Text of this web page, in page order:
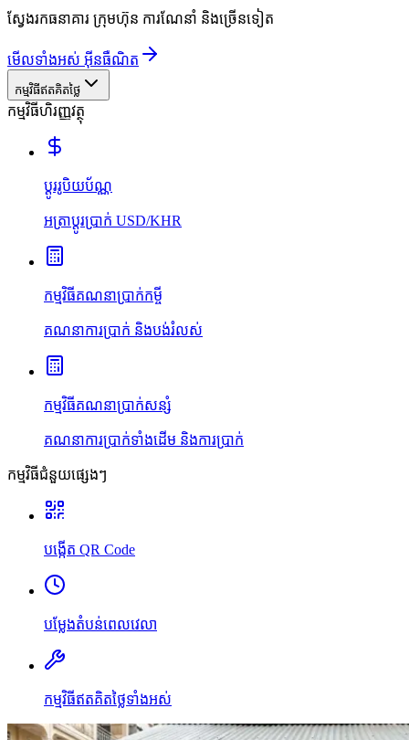
ស្វែងរកធនាគារ ក្រុមហ៊ុន ការណែនាំ និងច្រើនទៀត
មើលទាំងអស់ អ៊ីនធឺណិត
កម្មវិធីឥតគិតថ្លៃ
កម្មវិធីហិរញ្ញវត្ថុ
ប្ដូររូបិយប័ណ្ណ
អត្រាប្ដូរប្រាក់ USD/KHR
កម្មវិធីគណនាប្រាក់កម្ចី
គណនាការប្រាក់ និងបង់រំលស់
កម្មវិធីគណនាប្រាក់សន្សំ
គណនាការប្រាក់ទាំងដើម និងការប្រាក់
កម្មវិធីជំនួយផ្សេងៗ
បង្កើត QR Code
បម្លែងតំបន់ពេលវេលា
កម្មវិធីឥតគិតថ្លៃទាំងអស់